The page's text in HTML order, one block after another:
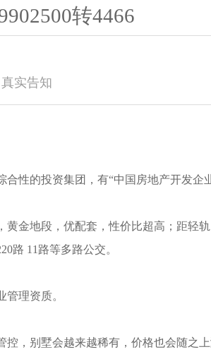
转4466
实告知
性的投资集团，有“中国房地产开发企
黄金地段，优配套，性价比超高；距轻
路 11路等多路公交。
理资质。
控，别墅会越来越稀有，价格也会随之